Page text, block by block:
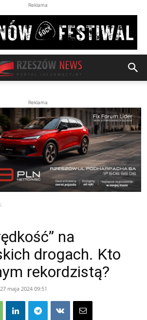
Reklama
Reklama
na
drogach. Kto
rekordzistą?
27 maja 2024 09:51